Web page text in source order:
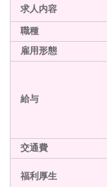
求人内容
職種
雇用形態
給与
交通費
福利厚生